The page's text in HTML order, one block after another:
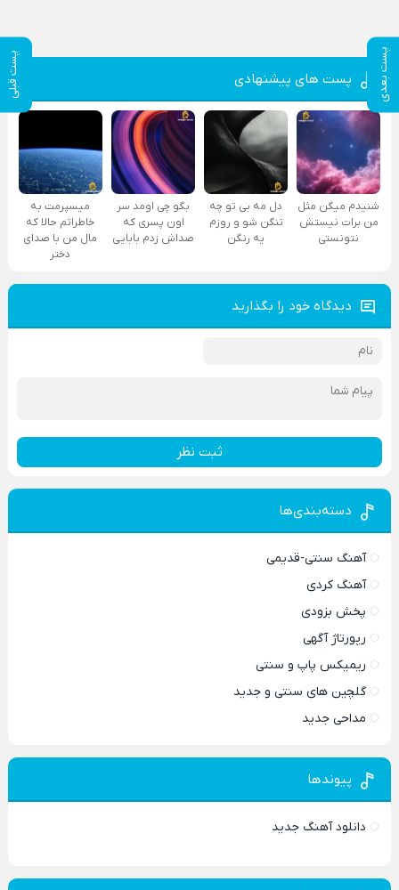
پست بعدی پست قبلی پست های پیشنهادی
شنیدم میگن مثل
من برات نیستش
نتونستی
دل مه بی تو چه
تنگن شو و روزم
یه رنگن
بگو چی اومد سر
اون پسری که
صداش زدم بابایی
میسپرمت به
خاطراتم حالا که
مال من با صدای
دختر
دیدگاه خود را بگذارید
ثبت نظر
دسته‌بندی‌ها
آهنگ سنتی-قدیمی
آهنگ کردی
پخش بزودی
رپورتاژ آگهی
ریمیکس پاپ و سنتی
گلچین های سنتی و جدید
مداحی جدید
پیوندها
دانلود آهنگ جدید